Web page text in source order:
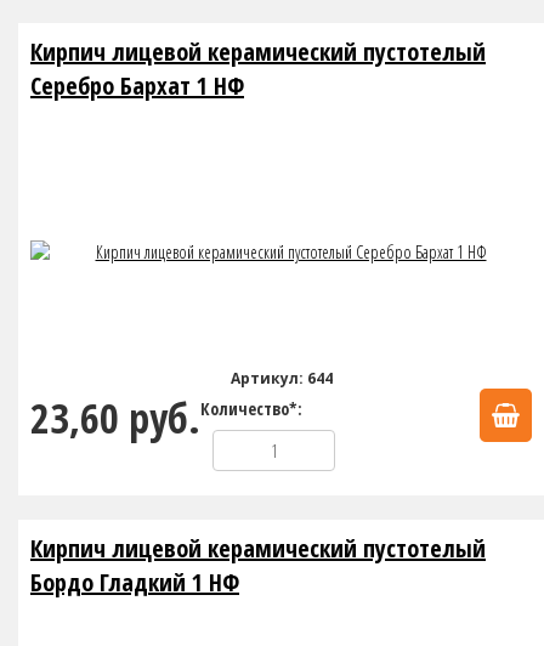
Кирпич лицевой керамический пустотелый
Серебро Бархат 1 НФ
Артикул: 644
23,60 руб.Количество*:
Кирпич лицевой керамический пустотелый
Бордо Гладкий 1 НФ